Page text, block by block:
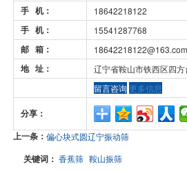
手 机： 18642218122
手 机： 15541287768
邮 箱： 18642218122@163.com
地 址：
辽宁省鞍山市铁西区四
留言咨询 更多信息
分享：
上一条：偏心块式圆辽宁振动筛
关键词：香蕉筛 鞍山振筛